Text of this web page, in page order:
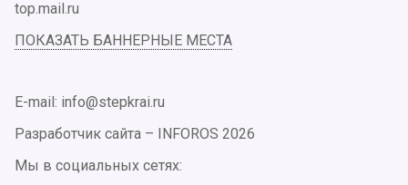
top.mail.ru
ПОКАЗАТЬ БАННЕРНЫЕ МЕСТА
E-mail: info@stepkrai.ru
Разработчик сайта –
INFOROS 2026
Мы в социальных сетях: